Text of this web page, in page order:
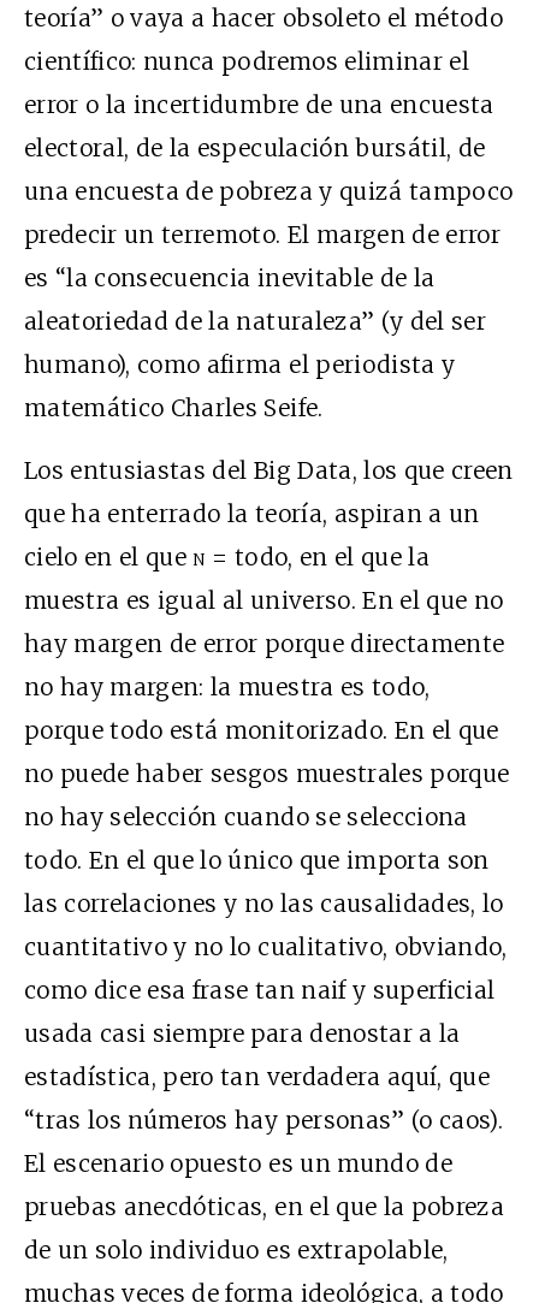
teoría” o vaya a hacer obsoleto el método
científico: nunca podremos eliminar el
error o la incertidumbre de una encuesta
electoral, de la especulación bursátil, de
una encuesta de pobreza y quizá tampoco
predecir un terremoto. El margen de error
es “la consecuencia inevitable de la
aleatoriedad de la naturaleza” (y del ser
humano), como afirma el periodista y
matemático Charles Seife.
Los entusiastas del Big Data, los que creen
que ha enterrado la teoría, aspiran a un
cielo en el quen = todo, en el que la
muestra es igual al universo. En el que no
hay margen de error porque directamente
no hay margen: la muestra es todo,
porque todo está monitorizado. En el que
no puede haber sesgos muestrales porque
no hay selección cuando se selecciona
todo. En el que lo único que importa son
las correlaciones y no las causalidades, lo
cuantitativo y no lo cualitativo, obviando,
como dice esa frase tan naif y superficial
usada casi siempre para denostar a la
estadística, pero tan verdadera aquí, que
“tras los números hay personas” (o caos).
El escenario opuesto es un mundo de
pruebas anecdóticas, en el que la pobreza
de un solo individuo es extrapolable,
muchas veces de forma ideológica, a todo